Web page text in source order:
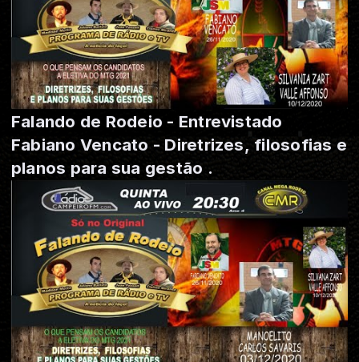
Falando de Rodeio - Entrevistado
Fabiano Vencato - Diretrizes, filosofias e
planos para sua gestão .